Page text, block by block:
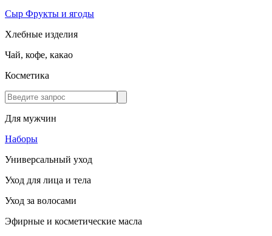
Сыр Фрукты и ягоды
Хлебные изделия
Чай, кофе, какао
Косметика
Для мужчин
Наборы
Универсальный уход
Уход для лица и тела
Уход за волосами
Эфирные и косметические масла